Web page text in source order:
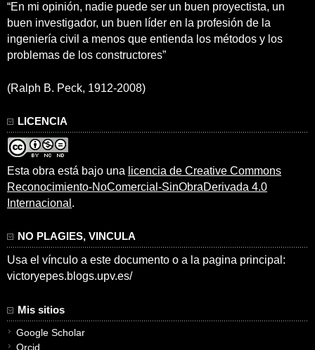
“En mi opinión, nadie puede ser un buen proyectista, un
buen investigador, un buen líder en la profesión de la
ingeniería civil a menos que entienda los métodos y los
problemas de los constructores”
(Ralph B. Peck, 1912-2008)
LICENCIA
Esta obra está bajo una licencia de Creative Commons
Reconocimiento-NoComercial-SinObraDerivada 4.0
Internacional .
NO PLAGIES, VINCULA
Usa el vínculo a este documento o a la pagina principal:
victoryepes.blogs.upv.es/
Mis sitios
Google Scholar
Orcid